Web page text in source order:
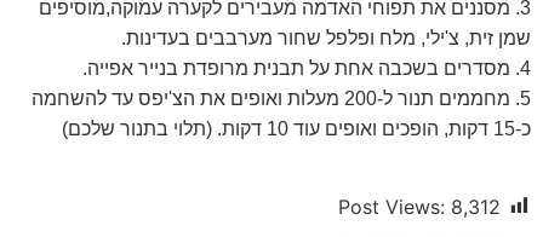
3. מסננים את תפוחי האדמה מעבירים לקערה עמוקה,מוסיפים
שמן זית, צ'ילי, מלח ופלפל שחור מערבבים בעדינות.
4. מסדרים בשכבה אחת על תבנית מרופדת בנייר אפייה.
5. מחממים תנור ל-200 מעלות ואופים את הצ'יפס עד להשחמה
כ-15 דקות, הופכים ואופים עוד 10 דקות. (תלוי בתנור שלכם)
Post Views: 8,312